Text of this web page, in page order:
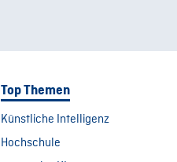
Top Themen
Künstliche Intelligenz
Hochschule